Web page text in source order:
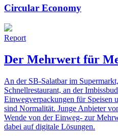
Circular Economy
Report
Der Mehrwert für
An der SB-Salatbar im
Schnellrestaurant, an der
Einwegverpackungen für Speisen
sind Normalität. Junge Anbieter
Wende von der Einweg- zur
dabei auf digitale Lösungen.